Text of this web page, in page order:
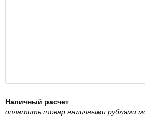
Наличный расчет
оплатить товар наличными рублями